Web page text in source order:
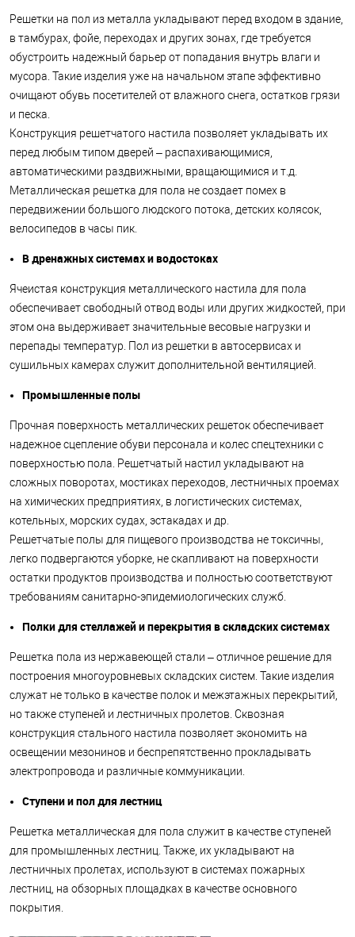
Решетки на пол из металла укладывают перед входом в здание,
в тамбурах, фойе, переходах и других зонах, где требуется
обустроить надежный барьер от попадания внутрь влаги и
мусора. Такие изделия уже на начальном этапе эффективно
очищают обувь посетителей от влажного снега, остатков грязи
и песка.
Конструкция решетчатого настила позволяет укладывать их
перед любым типом дверей – распахивающимися,
автоматическими раздвижными, вращающимися и т.д.
Металлическая решетка для пола не создает помех в
передвижении большого людского потока, детских колясок,
велосипедов в часы пик.
В дренажных системах и водостоках
Ячеистая конструкция металлического настила для пола
обеспечивает свободный отвод воды или других жидкостей, при
этом она выдерживает значительные весовые нагрузки и
перепады температур. Пол из решетки в автосервисах и
сушильных камерах служит дополнительной вентиляцией.
Промышленные полы
Прочная поверхность металлических решеток обеспечивает
надежное сцепление обуви персонала и колес спецтехники с
поверхностью пола. Решетчатый настил укладывают на
сложных поворотах, мостиках переходов, лестничных проемах
на химических предприятиях, в логистических системах,
котельных, морских судах, эстакадах и др.
Решетчатые полы для пищевого производства не токсичны,
легко подвергаются уборке, не скапливают на поверхности
остатки продуктов производства и полностью соответствуют
требованиям санитарно-эпидемиологических служб.
Полки для стеллажей и перекрытия в складских системах
Решетка пола из нержавеющей стали – отличное решение для
построения многоуровневых складских систем. Такие изделия
служат не только в качестве полок и межэтажных перекрытий,
но также ступеней и лестничных пролетов. Сквозная
конструкция стального настила позволяет экономить на
освещении мезонинов и беспрепятственно прокладывать
электропровода и различные коммуникации.
Ступени и пол для лестниц
Решетка металлическая для пола служит в качестве ступеней
для промышленных лестниц. Также, их укладывают на
лестничных пролетах, используют в системах пожарных
лестниц, на обзорных площадках в качестве основного
покрытия.